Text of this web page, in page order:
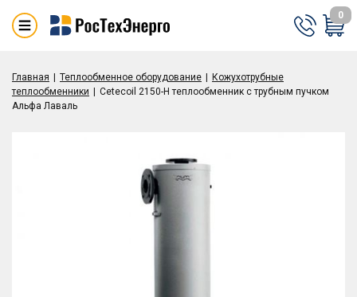
0
Главная Теплообменное оборудование
Кожухотрубные
теплообменники
Cetecoil 2150-H теплообменник с трубным пучком
Альфа Лаваль